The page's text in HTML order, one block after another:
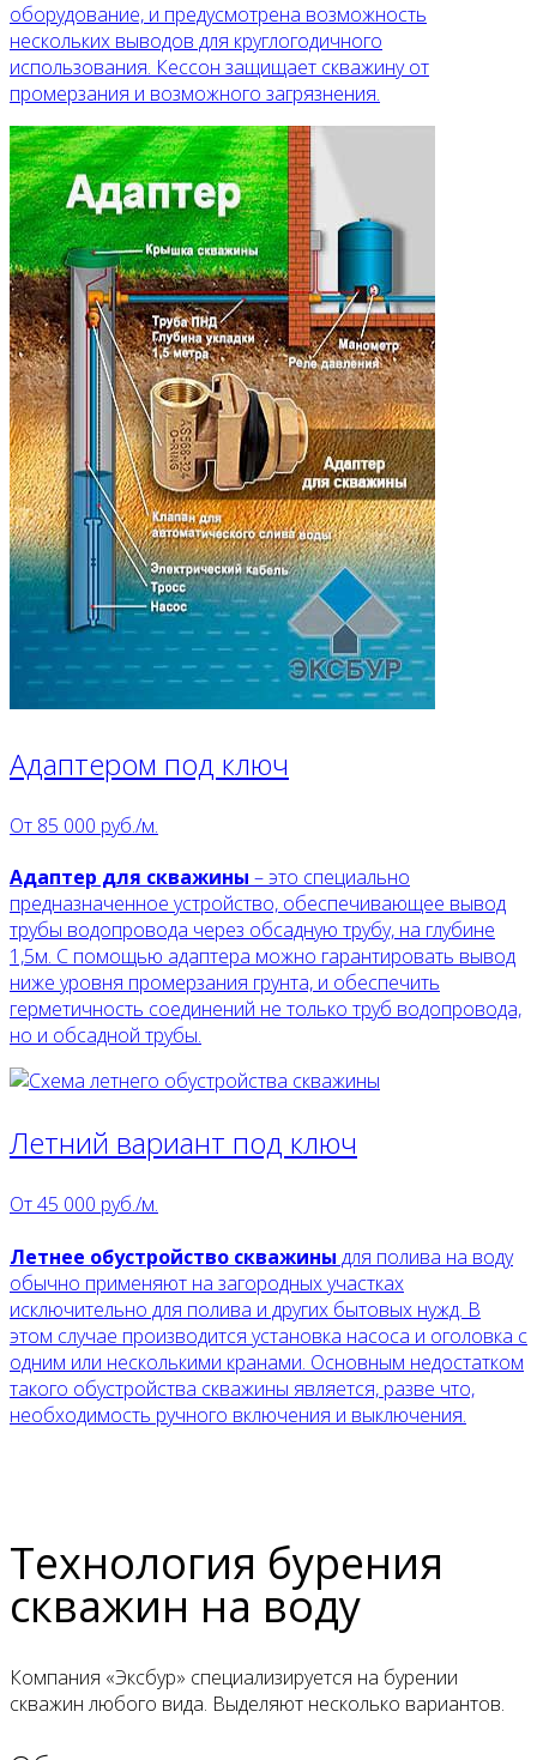
оборудование, и предусмотрена возможность
нескольких выводов для круглогодичного
использования. Кессон защищает скважину от
промерзания и возможного загрязнения.
Адаптером под ключ
От 85 000 руб./м.
Адаптер для скважины – это специально
предназначенное устройство, обеспечивающее вывод
трубы водопровода через обсадную трубу, на глубине
1,5м. С помощью адаптера можно гарантировать вывод
ниже уровня промерзания грунта, и обеспечить
герметичность соединений не только труб водопровода,
но и обсадной трубы.
Летний вариант под ключ
От45 000 руб./м.
Летнее обустройство скважины для полива на воду
обычно применяют на загородных участках
исключительно для полива и других бытовых нужд. В
этом случае производится установка насоса и оголовка с
одним или несколькими кранами. Основным недостатком
такого обустройства скважины является, разве что,
необходимость ручного включения и выключения.
Технология бурения
скважин на воду
Компания «Эксбур» специализируется на бурении
скважин любого вида. Выделяют несколько вариантов.